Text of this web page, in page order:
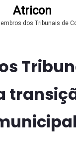
Atricon
dos Tribunais de